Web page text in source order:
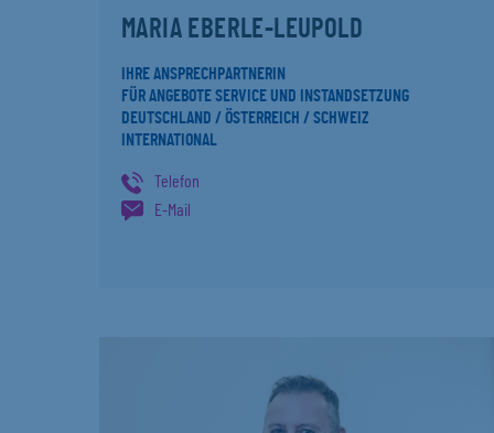
MARIA EBERLE-LEUPOLD
IHRE ANSPRECHPARTNERIN
FÜR ANGEBOTE SERVICE UND INSTANDSETZUNG
DEUTSCHLAND / ÖSTERREICH / SCHWEIZ
INTERNATIONAL
Telefon
E-Mail